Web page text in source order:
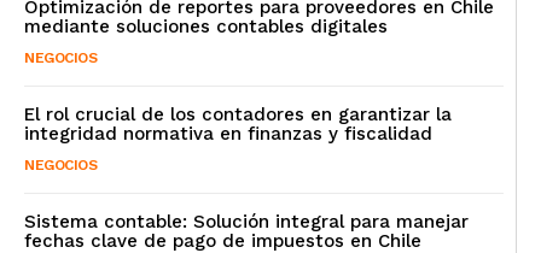
Optimización de reportes para proveedores en Chile
mediante soluciones contables digitales
NEGOCIOS
El rol crucial de los contadores en garantizar la
integridad normativa en finanzas y fiscalidad
NEGOCIOS
Sistema contable: Solución integral para manejar
fechas clave de pago de impuestos en Chile